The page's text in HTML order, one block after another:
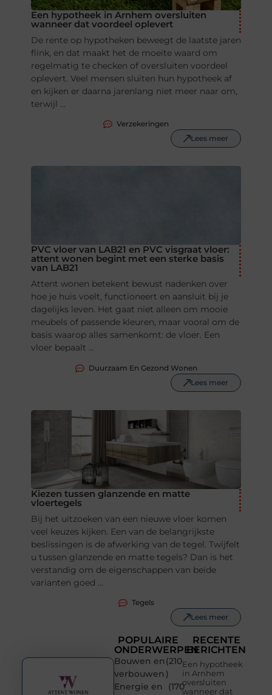
Een hypotheek in Arnhem oversluiten
wanneer dat voordeel oplevert
De rente op hypotheken beweegt de laatste jaren
flink, en dat maakt het de moeite waard om
regelmatig te checken of oversluiten voordeel
oplevert. Veel mensen sluiten hun hypotheek af
en kijken er daarna jarenlang niet meer naar om,
terwijl ...
Verzekeringen
Lees meer
PVC vloer van LAB21 en PVC visgraat vloer:
attent wonen begint met een sterke basis
van LAB21
Attent wonen betekent bewust nadenken over
hoe je huis voelt, functioneert en aansluit bij je
dagelijks leven. Het gaat niet alleen om mooie
meubels of passende kleuren, maar vooral om de
basis waarop alles samenkomt: de vloer. Een
vloer bepaalt ...
Duurzaam En Gezond Wonen
Lees meer
Kiezen tussen glanzende en matte
vloertegels
Bij het uitzoeken van een nieuwe vloer komen
veel keuzes kijken. Een van de belangrijkste
beslissingen is de afwerking van de tegel. Twijfelt
u tussen glanzende en matte tegels? Dan is het
verstandig om de eigenschappen van beide
varianten goed ...
Tegels
Lees meer
POPULAIRE
ONDERWERPEN
Bouwen en
verbouwen
(210
)
Energie en
(170
RECENTE
BERICHTEN
Een hypotheek
in Arnhem
oversluiten
wanneer dat